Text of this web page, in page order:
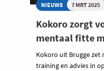
NIEUWS 7 MRT 2025
Kokoro zorgt
mentaal fitte
Kokoro uit Brugge zet
training en advies in